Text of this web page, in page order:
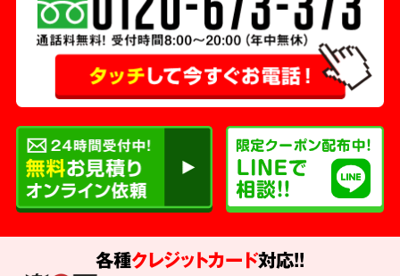
各種クレジットカード対応!!